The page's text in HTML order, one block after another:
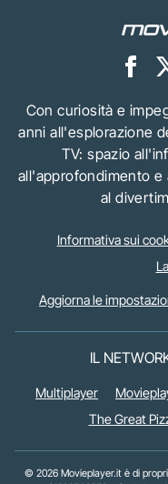
Con curiosità e
anni all'esplorazione
TV: spazio
all'approfondimento e
al
Informativa sui
Aggiorna le
IL
Multiplayer
The Great
© 2026 Movieplayer.it è di